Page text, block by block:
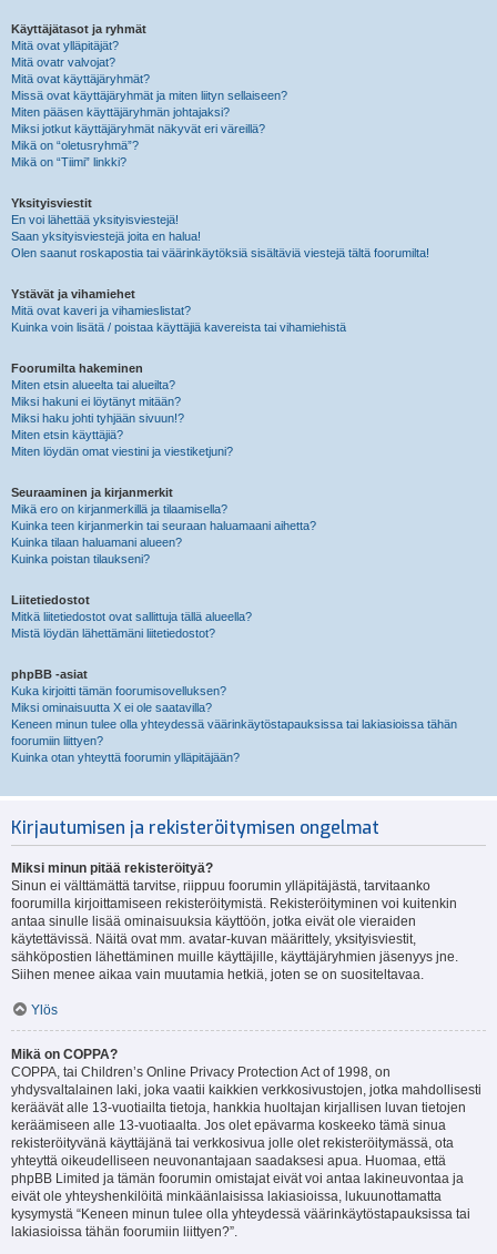
Käyttäjätasot ja ryhmät
Mitä ovat ylläpitäjät?
Mitä ovatr valvojat?
Mitä ovat käyttäjäryhmät?
Missä ovat käyttäjäryhmät ja miten liityn sellaiseen?
Miten pääsen käyttäjäryhmän johtajaksi?
Miksi jotkut käyttäjäryhmät näkyvät eri väreillä?
Mikä on “oletusryhmä”?
Mikä on “Tiimi” linkki?
Yksityisviestit
En voi lähettää yksityisviestejä!
Saan yksityisviestejä joita en halua!
Olen saanut roskapostia tai väärinkäytöksiä sisältäviä viestejä tältä foorumilta!
Ystävät ja vihamiehet
Mitä ovat kaveri ja vihamieslistat?
Kuinka voin lisätä / poistaa käyttäjiä kavereista tai vihamiehistä
Foorumilta hakeminen
Miten etsin alueelta tai alueilta?
Miksi hakuni ei löytänyt mitään?
Miksi haku johti tyhjään sivuun!?
Miten etsin käyttäjiä?
Miten löydän omat viestini ja viestiketjuni?
Seuraaminen ja kirjanmerkit
Mikä ero on kirjanmerkillä ja tilaamisella?
Kuinka teen kirjanmerkin tai seuraan haluamaani aihetta?
Kuinka tilaan haluamani alueen?
Kuinka poistan tilaukseni?
Liitetiedostot
Mitkä liitetiedostot ovat sallittuja tällä alueella?
Mistä löydän lähettämäni liitetiedostot?
phpBB -asiat
Kuka kirjoitti tämän foorumisovelluksen?
Miksi ominaisuutta X ei ole saatavilla?
Keneen minun tulee olla yhteydessä väärinkäytöstapauksissa tai lakiasioissa tähän
foorumiin liittyen?
Kuinka otan yhteyttä foorumin ylläpitäjään?
Kirjautumisen ja rekisteröitymisen ongelmat
Miksi minun pitää rekisteröityä?
Sinun ei välttämättä tarvitse, riippuu foorumin ylläpitäjästä, tarvitaanko
foorumilla kirjoittamiseen rekisteröitymistä. Rekisteröityminen voi kuitenkin
antaa sinulle lisää ominaisuuksia käyttöön, jotka eivät ole vieraiden
käytettävissä. Näitä ovat mm. avatar-kuvan määrittely, yksityisviestit,
sähköpostien lähettäminen muille käyttäjille, käyttäjäryhmien jäsenyys jne.
Siihen menee aikaa vain muutamia hetkiä, joten se on suositeltavaa.
Ylös
Mikä on COPPA?
COPPA, tai Children’s Online Privacy Protection Act of 1998, on
yhdysvaltalainen laki, joka vaatii kaikkien verkkosivustojen, jotka mahdollisesti
keräävät alle 13-vuotiailta tietoja, hankkia huoltajan kirjallisen luvan tietojen
keräämiseen alle 13-vuotiaalta. Jos olet epävarma koskeeko tämä sinua
rekisteröityvänä käyttäjänä tai verkkosivua jolle olet rekisteröitymässä, ota
yhteyttä oikeudelliseen neuvonantajaan saadaksesi apua. Huomaa, että
phpBB Limited ja tämän foorumin omistajat eivät voi antaa lakineuvontaa ja
eivät ole yhteyshenkilöitä minkäänlaisissa lakiasioissa, lukuunottamatta
kysymystä “Keneen minun tulee olla yhteydessä väärinkäytöstapauksissa tai
lakiasioissa tähän foorumiin liittyen?”.